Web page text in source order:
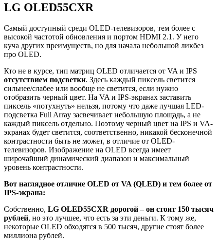
LG OLED55CXR
Самый доступный среди OLED-телевизоров, тем более с
высокой частотой обновления и портом HDMI 2.1. У него
куча других преимуществ, но для начала небольшой ликбез
про OLED.
Кто не в курсе, тип матриц OLED отличается от VA и IPS
отсутствием подсветки. Здесь каждый пиксель светится
сильнее/слабее или вообще не светится, если нужно
отобразить черный цвет. На VA и IPS-экранах заставить
пиксель «потухнуть» нельзя, потому что даже лучшая LED-
подсветка Full Array засвечивает небольшую площадь, а не
каждый пиксель отдельно. Поэтому черный цвет на IPS и VA-
экранах будет светится, соответственно, никакой бесконечной
контрастности быть не может, в отличие от OLED-
телевизоров. Изображение на OLED всегда имеет
широчайший динамический диапазон и максимальный
уровень контрастности.
Вот наглядное отличие OLED от VA (QLED) и тем более от
IPS-экрана:
Собственно, LG OLED55CXR дорогой – он стоит 150 тысяч
рублей, но это лучшее, что есть за эти деньги. К тому же,
некоторые OLED обходятся в 500 тысяч, другие стоят более
миллиона рублей.